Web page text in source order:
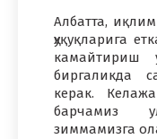
Албатта,
ҳуқуқларига
камайтириш
биргаликда
керак.
барчамиз
зиммамизга